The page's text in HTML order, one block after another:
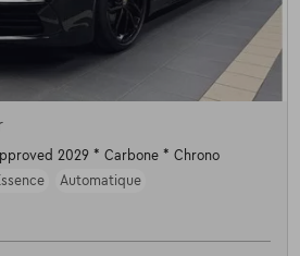
2029 * Carbone * Chrono
Automatique